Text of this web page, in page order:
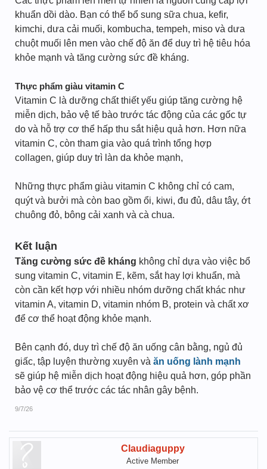
khuẩn dồi dào. Bạn có thể bổ sung sữa chua, kefir,
kimchi, dưa cải muối, kombucha, tempeh, miso và dưa
chuột muối lên men vào chế độ ăn để duy trì hệ tiêu hóa
khỏe mạnh và tăng cường sức đề kháng.
Thực phẩm giàu vitamin C
Vitamin C là dưỡng chất thiết yếu giúp tăng cường hệ
miễn dịch, bảo vệ tế bào trước tác động của các gốc tự
do và hỗ trợ cơ thể hấp thu sắt hiệu quả hơn. Hơn nữa
vitamin C, còn tham gia vào quá trình tổng hợp
collagen, giúp duy trì làn da khỏe mạnh,
Những thực phẩm giàu vitamin C không chỉ có cam,
quýt và bưởi mà còn bao gồm ổi, kiwi, đu đủ, dâu tây, ớt
chuông đỏ, bông cải xanh và cà chua.
Kết luận
Tăng cường sức đề kháng không chỉ dựa vào việc bổ
sung vitamin C, vitamin E, kẽm, sắt hay lợi khuẩn, mà
còn cần kết hợp với nhiều nhóm dưỡng chất khác như
vitamin A, vitamin D, vitamin nhóm B, protein và chất xơ
để cơ thể hoạt động khỏe mạnh.
Bên cạnh đó, duy trì chế độ ăn uống cân bằng, ngủ đủ
giấc, tập luyện thường xuyên và ăn uống lành mạnh
sẽ giúp hệ miễn dịch hoạt động hiệu quả hơn, góp phần
bảo vệ cơ thể trước các tác nhân gây bệnh.
9/7/26
Claudiaguppy
Active Member